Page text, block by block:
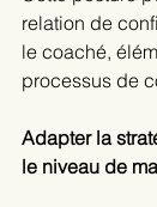
relation de
le coaché,
processus de
Adapter la
le niveau de